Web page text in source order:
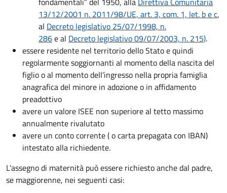
13/12/2001 n. 2011/98/UE, art. 3, com. 1, let. b e c,
al Decreto legislativo 25/07/1998, n.
286e al Decreto legislativo 09/07/2003, n. 215).
essere residente nel territorio dello Stato e quindi
regolarmente soggiornanti al momento della nascita del
figlio o al momento dell’ingresso nella propria famiglia
anagrafica del minore in adozione o in affidamento
preadottivo
avere un valore ISEE non superiore al tetto massimo
annualmente rivalutato
avere un conto corrente ( o carta prepagata con IBAN)
intestato alla richiedente.
L'assegno di maternità può essere richiesto anche dal padre,
se maggiorenne, nei seguenti casi: